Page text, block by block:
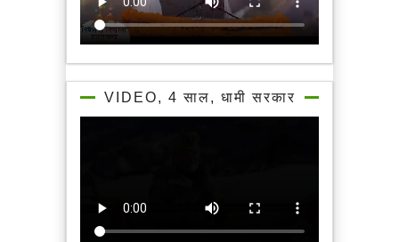
VIDEO, 4 साल, धामी सरकार